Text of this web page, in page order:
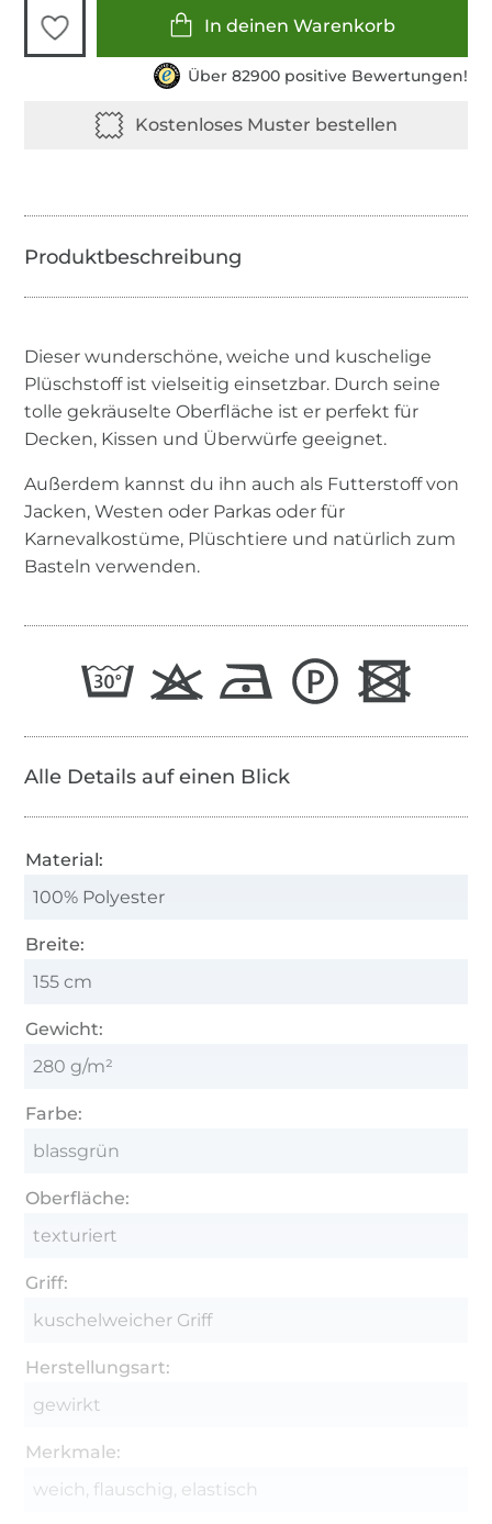
In deinen Warenkorb
Über 82900 positive Bewertungen!
Dieser wunderschöne, weiche und kuschelige
Plüschstoff ist vielseitig einsetzbar. Durch seine
tolle gekräuselte Oberfläche ist er perfekt für
Decken, Kissen und Überwürfe geeignet.
Außerdem kannst du ihn auch als Futterstoff von
Jacken, Westen oder Parkas oder für
Karnevalkostüme, Plüschtiere und natürlich zum
Basteln verwenden.
Alle Details auf einen Blick
Material:
100% Polyester
Breite:
155 cm
Gewicht:
280 g/m²
Farbe:
blassgrün
Oberfläche:
texturiert
Griff:
kuschelweicher Griff
Herstellungsart:
gewirkt
Merkmale:
weich, flauschig, elastisch